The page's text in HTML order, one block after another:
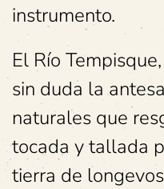
instrumento.
El Río
sin duda la
naturales que
tocada y tallada
tierra de